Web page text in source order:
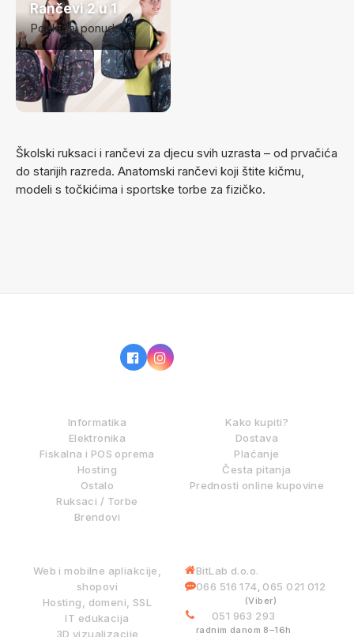
Rančevi 2 u 1
Pogledaj ponudu →
Školski ruksaci i rančevi za djecu svih uzrasta – od prvačića
do starijih razreda. Anatomski rančevi koji štite kičmu,
modeli s točkićima i sportske torbe za fizičko.
Informatika
Elektronika
Fiskalna i POS oprema
Hosting
Ostalo
Ruksaci / Torbe
Brendovi
Kako kupiti?
Dostava
Plaćanje
Česta pitanja
Prednosti online kupovine
Web i mobilne apliakcije,
shopovi
Hosting, domeni, SSL
IT edukacija
3D vizualizacije
BitLab d.o.o.
066 516 174, 065 021 012
(Viber)
051 963 293
radnim danom 8–16h